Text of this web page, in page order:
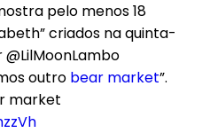
pelo menos 18
criados na quinta-
outro bear market”.
market